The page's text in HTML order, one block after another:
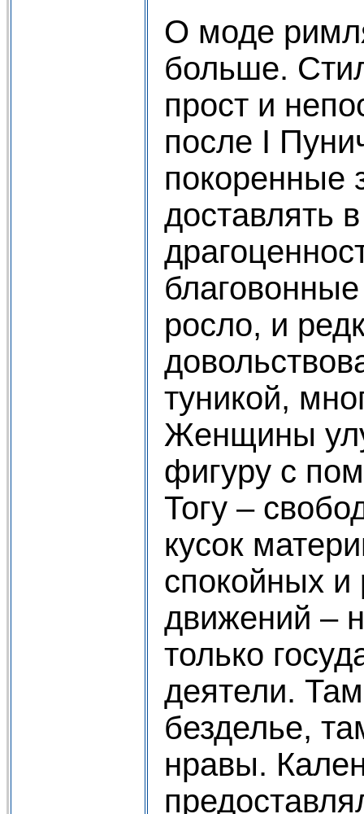
О моде
больше.
прост и
после I
покоренные
доставлять
росло, и
туникой,
Женщины
фигуру с
Тогу –
кусок
спокойных
движений –
только
деятели.
безделье,
нравы.